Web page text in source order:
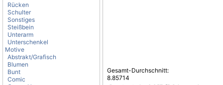
Rücken
Schulter
Sonstiges
Steißbein
Unterarm
Unterschenkel
Motive
Abstrakt/Grafisch
Blumen
Bunt
Comic
Gesamt-Durchschnitt:
8.85714